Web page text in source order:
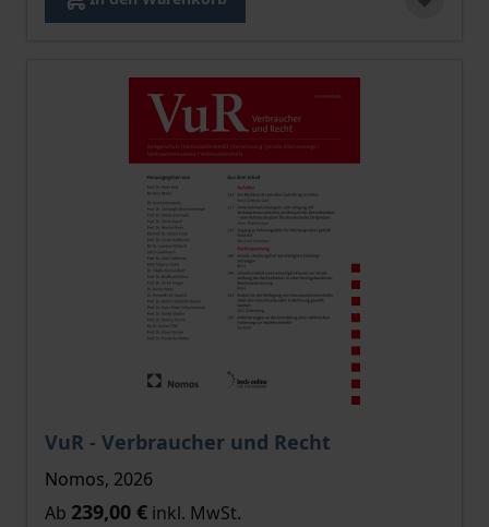
VuR - Verbraucher und Recht
Der Preis dieses Titels richtet sich nach der
Nomos, 2026
Ab 239,00 € inkl. MwSt.